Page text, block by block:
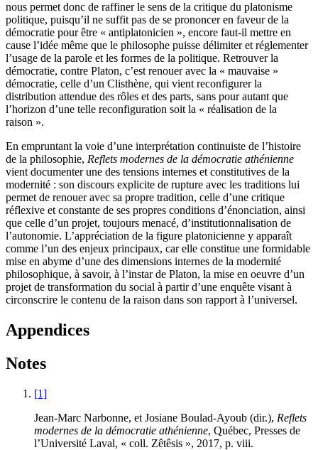
nous permet donc de raffiner le sens de la critique du platonisme
politique, puisqu’il ne suffit pas de se prononcer en faveur de la
démocratie pour être « antiplatonicien », encore faut-il mettre en
cause l’idée même que le philosophe puisse délimiter et réglementer
l’usage de la parole et les formes de la politique. Retrouver la
démocratie, contre Platon, c’est renouer avec la « mauvaise »
démocratie, celle d’un Clisthène, qui vient reconfigurer la
distribution attendue des rôles et des parts, sans pour autant que
l’horizon d’une telle reconfiguration soit la « réalisation de la
raison ».
En empruntant la voie d’une interprétation continuiste de l’histoire
de la philosophie, Reflets modernes de la démocratie athénienne
vient documenter une des tensions internes et constitutives de la
modernité : son discours explicite de rupture avec les traditions lui
permet de renouer avec sa propre tradition, celle d’une critique
réflexive et constante de ses propres conditions d’énonciation, ainsi
que celle d’un projet, toujours menacé, d’institutionnalisation de
l’autonomie. L’appréciation de la figure platonicienne y apparaît
comme l’un des enjeux principaux, car elle constitue une formidable
mise en abyme d’une des dimensions internes de la modernité
philosophique, à savoir, à l’instar de Platon, la mise en oeuvre d’un
projet de transformation du social à partir d’une enquête visant à
circonscrire le contenu de la raison dans son rapport à l’universel.
Appendices
Notes
[1]
Jean-Marc Narbonne, et Josiane Boulad-Ayoub (dir.), Reflets
modernes de la démocratie athénienne, Québec, Presses de
l’Université Laval, « coll. Zêtêsis », 2017, p. viii.